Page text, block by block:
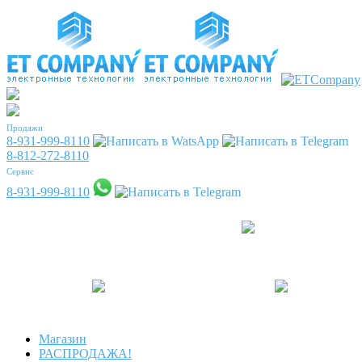
Продажи
8-931-999-8110
8-812-272-8110
Сервис
8-931-999-8110
Магазин
РАСПРОДАЖА!